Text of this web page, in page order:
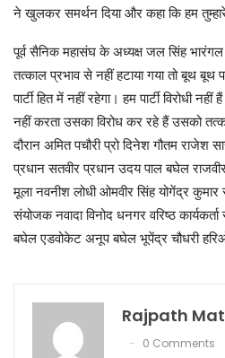
ने खुलकर समर्थन दिया और कहा कि हम
पूर्व सैनिक महासंघ के अध्यक्ष जल सिंह
तत्काल प्रभाव से नहीं हटाया गया तो बूथ
पार्टी हित में नहीं रहेगा। हम पार्टी विरोधी
नहीं करता उसका विरोध कर रहे हैं उसको
दौरान अमित पचौरी प्रो दिनेश गौतम राजेश
प्रधान सतवीर प्रधान उदय पाल बघेल राजवीर
मूला नवनीश लोधी ओमवीर सिंह योगेंद्र
संयोजक नवादा विनोद धनगर वरिष्ठ
बघेल एडवोकेट अनूप बघेल भूपेंद्र चौधरी
Rajpath
0 Comments